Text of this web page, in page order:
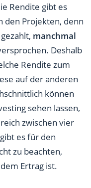
Rendite gibt es
den Projekten, denn
gezahlt, manchmal
Deshalb
Rendite zum
auf der anderen
können
sehen lassen,
zwischen vier
es für den
zu beachten,
Ertrag ist.